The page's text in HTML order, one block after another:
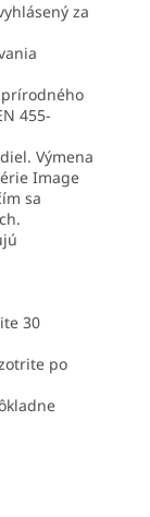
za
455-
Výmena
Image
sa
30
po